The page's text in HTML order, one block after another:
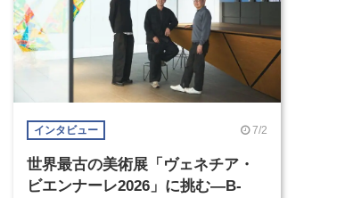
インタビュー 7/2
世界最古の美術展「ヴェネチア・
ビエンナーレ2026」に挑む―B-